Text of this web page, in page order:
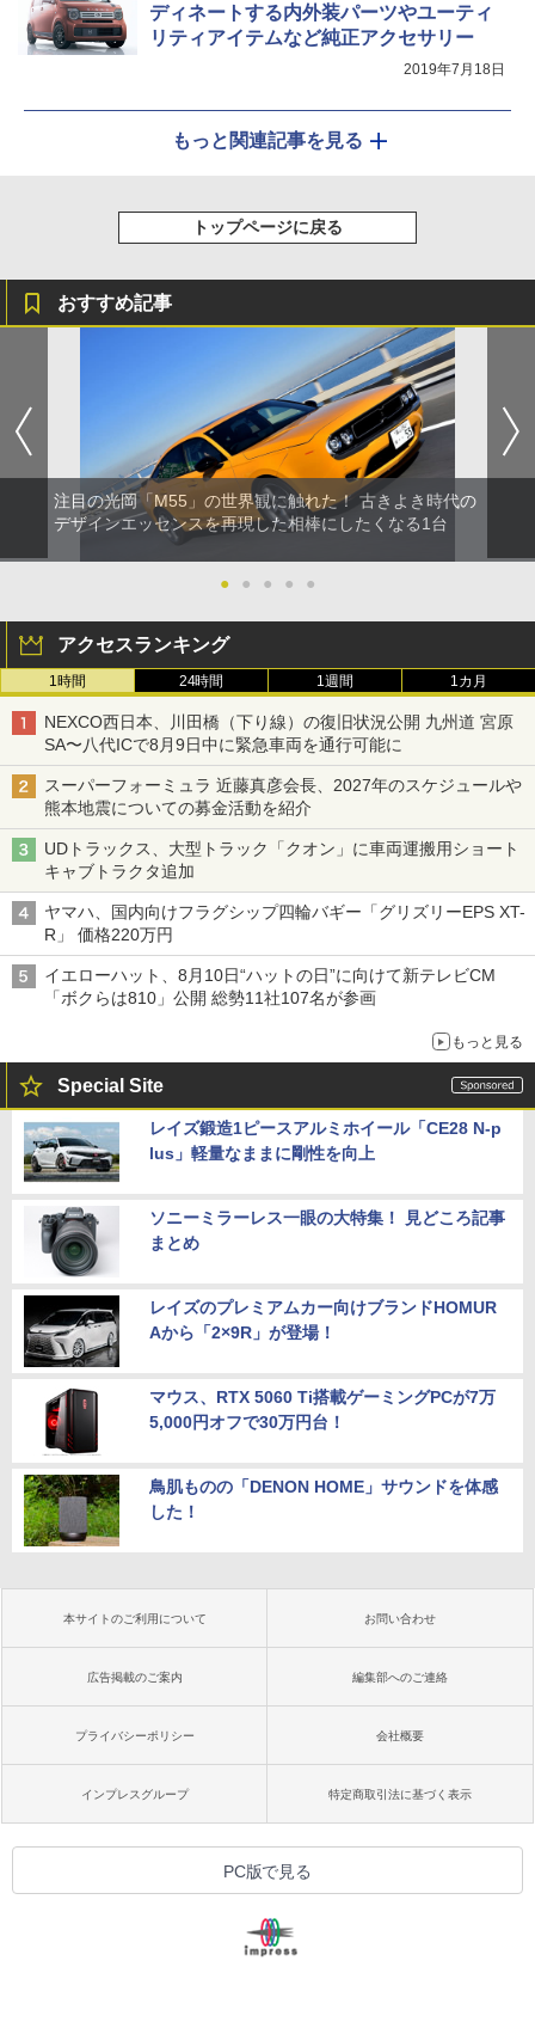
ディネートする内外装パーツやユーティ
リティアイテムなど純正アクセサリー
2019年7月18日
もっと関連記事を見る
トップページに戻る
おすすめ記事
注目の光岡「M55」の世界観に触れた！ 古きよき時代の
デザインエッセンスを再現した相棒にしたくなる1台
● ● ● ● ●
アクセスランキング
1時間 24時間 1週間 1カ月
NEXCO西日本、川田橋（下り線）の復旧状況公開 九州道 宮原
SA〜八代ICで8月9日中に緊急車両を通行可能に
スーパーフォーミュラ 近藤真彦会長、2027年のスケジュールや
熊本地震についての募金活動を紹介
UDトラックス、大型トラック「クオン」に車両運搬用ショート
キャブトラクタ追加
ヤマハ、国内向けフラグシップ四輪バギー「グリズリーEPS XT-
R」 価格220万円
イエローハット、8月10日“ハットの日”に向けて新テレビCM
「ボクらは810」公開 総勢11社107名が参画
もっと見る
Special Site
レイズ鍛造1ピースアルミホイール「CE28 N-p
lus」軽量なままに剛性を向上
ソニーミラーレス一眼の大特集！ 見どころ記事
まとめ
レイズのプレミアムカー向けブランドHOMUR
Aから「2×9R」が登場！
マウス、RTX 5060 Ti搭載ゲーミングPCが7万
5,000円オフで30万円台！
鳥肌ものの「DENON HOME」サウンドを体感
した！
本サイトのご利用について お問い合わせ
広告掲載のご案内 編集部へのご連絡
プライバシーポリシー 会社概要
インプレスグループ 特定商取引法に基づく表示
PC版で見る